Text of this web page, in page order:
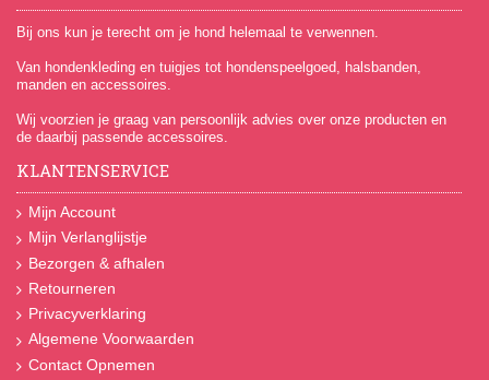
Bij ons kun je terecht om je hond helemaal te verwennen.
Van hondenkleding en tuigjes tot hondenspeelgoed, halsbanden,
manden en accessoires.
Wij voorzien je graag van persoonlijk advies over onze producten en
de daarbij passende accessoires.
KLANTENSERVICE
Mijn Account
Mijn Verlanglijstje
Bezorgen & afhalen
Retourneren
Privacyverklaring
Algemene Voorwaarden
Contact Opnemen